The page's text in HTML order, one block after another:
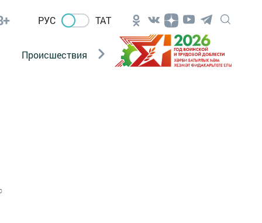
РУС ТАТ
Происшествия Новости Госавтоинспекции